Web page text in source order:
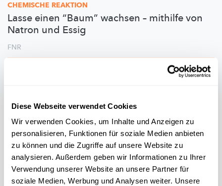
Diese Webseite verwendet Cookies
Wir verwenden Cookies, um Inhalte und Anzeigen zu
personalisieren, Funktionen für soziale Medien anbieten
zu können und die Zugriffe auf unsere Website zu
analysieren. Außerdem geben wir Informationen zu Ihrer
Verwendung unserer Website an unsere Partner für
soziale Medien, Werbung und Analysen weiter. Unsere
CHEMISCHE REAKTION
Lasse einen “Baum” wachsen – mithilfe von
Natron und Essig
FNR